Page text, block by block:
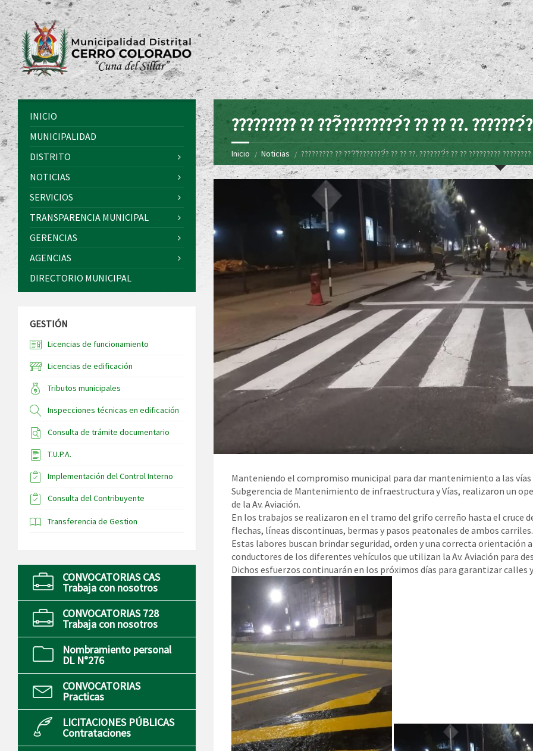
????????? ?? ???̃????????́? ?? ?? ??.
Inicio Noticias ????????? ?? ???̃????????́? ?? ?? ??. ???????́? ?? ?? ????????? ????????
Manteniendo el compromiso municipal para dar mantenimiento a las
Subgerencia de Mantenimiento de infraestructura y Vías, realizaron un
de la Av. Aviación.
En los trabajos se realizaron en el tramo del grifo cerreño hasta el cruce
flechas, líneas discontinuas, bermas y pasos peatonales de ambos carriles.
Estas labores buscan brindar seguridad, orden y una correcta orientación
conductores de los diferentes vehículos que utilizan la Av. Aviación para
Dichos esfuerzos continuarán en los próximos días para garantizar calles
INICIO
MUNICIPALIDAD
DISTRITO
NOTICIAS
SERVICIOS
TRANSPARENCIA MUNICIPAL
GERENCIAS
AGENCIAS
DIRECTORIO MUNICIPAL
GESTIÓN
Licencias de funcionamiento
Licencias de edificación
Tributos municipales
Inspecciones técnicas en edificación
Consulta de trámite documentario
T.U.P.A.
Implementación del Control Interno
Consulta del Contribuyente
Transferencia de Gestion
CONVOCATORIAS CAS
Trabaja con nosotros
CONVOCATORIAS 728
Trabaja con nosotros
Nombramiento personal
DL N°276
CONVOCATORIAS
Practicas
LICITACIONES PÚBLICAS
Contrataciones